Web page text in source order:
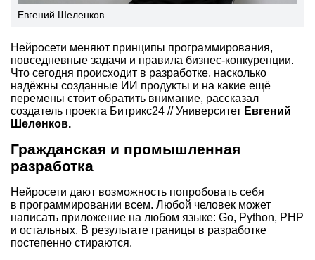
Евгений Шеленков
Нейросети меняют принципы программирования,
повседневные задачи и правила бизнес-конкуренции.
Что сегодня происходит в разработке, насколько
надёжны созданные ИИ продукты и на какие ещё
перемены стоит обратить внимание, рассказал
создатель проекта Битрикс24 // Университет Евгений
Шеленков.
Гражданская и промышленная
разработка
Нейросети дают возможность попробовать себя
в программировании всем. Любой человек может
написать приложение на любом языке: Go, Python, PHP
и остальных. В результате границы в разработке
постепенно стираются.